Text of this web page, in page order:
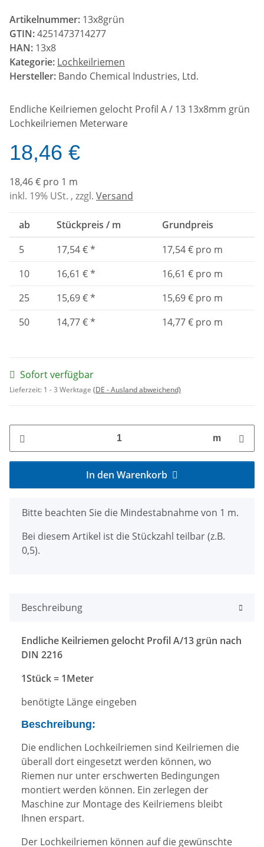
Artikelnummer: 13x8grün
GTIN:4251473714277
HAN: 13x8
Kategorie: Lochkeilriemen
Hersteller: Bando Chemical Industries, Ltd.
Endliche Keilriemen gelocht Profil A / 13 13x8mm grün
Lochkeilriemen Meterware
18,46 €
18,46 € pro 1 m
inkl. 19% USt. , zzgl. Versand
ab Stückpreis / m
Grundpreis
5
17,54 €*
17,54 € pro m
10
16,61 €*
16,61 € pro m
25
15,69 €*
15,69 € pro m
50
14,77 €* 14,77 € pro m
Sofort verfügbar
Lieferzeit: 1 - 3 Werktage (DE - Ausland abweichend)
m
In den Warenkorb
x
Bitte beachten Sie die Mindestabnahme von 1 m.
Bei diesem Artikel ist die Stückzahl teilbar (z.B.
0,5).
Beschreibung
Endliche Keilriemen gelocht Profil A/13 grün nach
DIN 2216
1Stück = 1Meter
benötigte Länge eingeben
Beschreibung:
Die endlichen Lochkeilriemen sind Keilriemen die
überall dort eingesetzt werden können, wo
Riemen nur unter erschwerten Bedingungen
montiert werden können. Ein zerlegen der
Maschine zur Montage des Keilriemens bleibt
Ihnen erspart.
Der Lochkeilriemen können auf die gewünschte